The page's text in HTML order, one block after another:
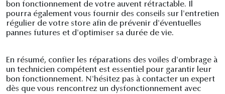
bon fonctionnement de votre auvent rétractable. Il
pourra également vous fournir des conseils sur l'entretien
régulier de votre store afin de prévenir d'éventuelles
pannes futures et d'optimiser sa durée de vie.
En résumé, confier les réparations des voiles d'ombrage à
un technicien compétent est essentiel pour garantir leur
bon fonctionnement. N'hésitez pas à contacter un expert
dès que vous rencontrez un dysfonctionnement avec